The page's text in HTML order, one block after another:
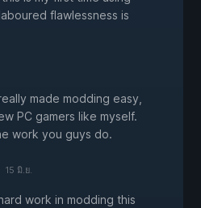
flawlessness is
made modding easy,
PC gamers like myself.
work you guys do.
15 มิ.ย.
work in modding this